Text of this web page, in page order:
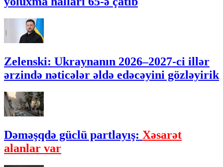
Zelenski: Ukraynanın 2026–2027-ci illər
ərzində nəticələr əldə edəcəyini gözləyirik
Dəməşqdə güclü partlayış: Xəsarət
alanlar var